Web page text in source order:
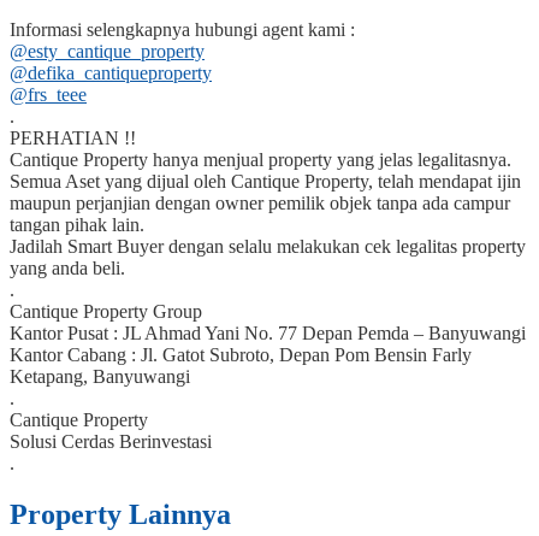
Informasi selengkapnya hubungi agent kami :
@esty_cantique_property
@defika_cantiqueproperty
@frs_teee
.
PERHATIAN !!
Cantique Property hanya menjual property yang jelas legalitasnya.
Semua Aset yang dijual oleh Cantique Property, telah mendapat ijin
maupun perjanjian dengan owner pemilik objek tanpa ada campur
tangan pihak lain.
Jadilah Smart Buyer dengan selalu melakukan cek legalitas property
yang anda beli.
.
Cantique Property Group
Kantor Pusat : JL Ahmad Yani No. 77 Depan Pemda – Banyuwangi
Kantor Cabang : Jl. Gatot Subroto, Depan Pom Bensin Farly
Ketapang, Banyuwangi
.
Cantique Property
Solusi Cerdas Berinvestasi
.
Property Lainnya